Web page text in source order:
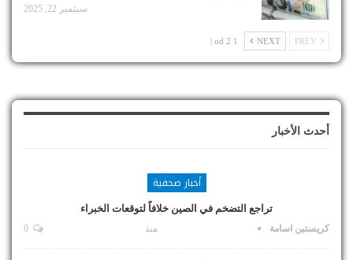
سبتمبر 22, 2025
NEXT
1 od 2 |
أحدث الأخبار
أخبار صحفية
تراجع التضخم في الصين خلافاً لتوقعات الخبراء
كريستين اسامة منذ